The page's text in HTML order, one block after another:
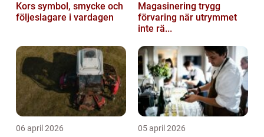
Kors symbol, smycke och
följeslagare i vardagen
Magasinering trygg
förvaring när utrymmet
inte rä...
06 april 2026 05 april 2026